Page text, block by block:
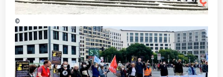
©